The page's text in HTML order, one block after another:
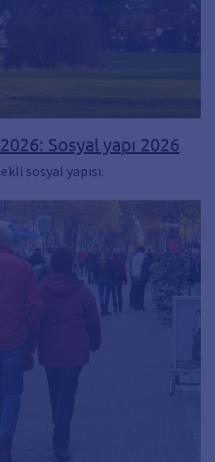
Sosyal yapı 2026
sosyal yapısı.